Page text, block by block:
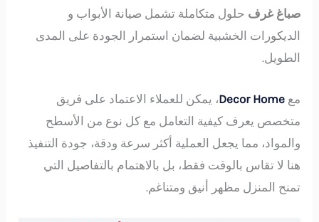
صباغ غرف حلول متكاملة تشمل صيانة الأبواب و
الديكورات الخشبية لضمان استمرار الجودة على المدى
الطويل.
معDecor Home، يمكن للعملاء الاعتماد على فريق
متخصص يعرف كيفية التعامل مع كل نوع من الأسطح
والمواد، مما يجعل العملية أكثر سرعة ودقة، جودة التنفيذ
هنا لا تقاس بالوقت فقط، بل بالاهتمام بالتفاصيل التي
تمنح المنزل مظهر أنيق ومتناغم.